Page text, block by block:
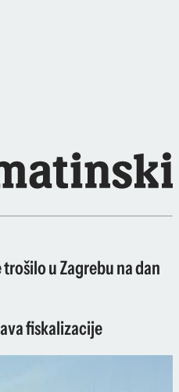
u Zagrebu na dan
fiskalizacije